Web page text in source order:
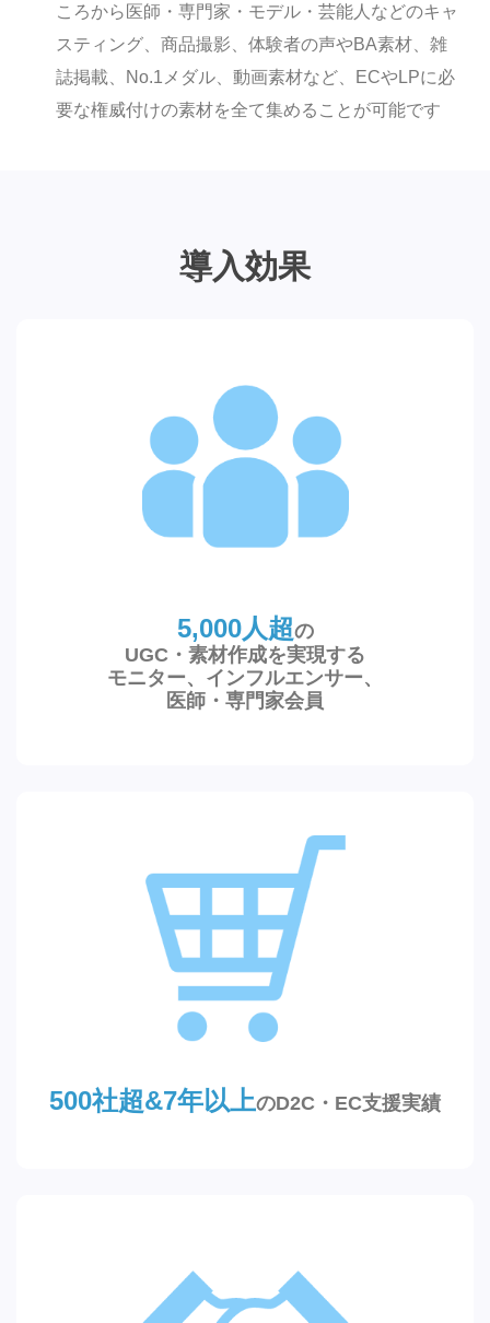
ころから医師・専門家・モデル・芸能人などのキャ
スティング、商品撮影、体験者の声やBA素材、雑
誌掲載、No.1メダル、動画素材など、ECやLPに必
要な権威付けの素材を全て集めることが可能です
導入効果
5,000人超の
UGC・素材作成を実現する
モニター、インフルエンサー、
医師・専門家会員
500社超&7年以上のD2C・EC支援実績